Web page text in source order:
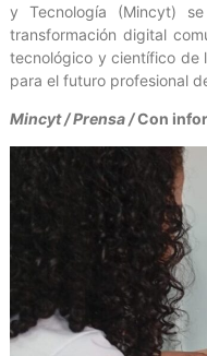
y Tecnología (Mincyt)
transformación digital
tecnológico y científico de
para el futuro profesional
Mincyt / Prensa /Con